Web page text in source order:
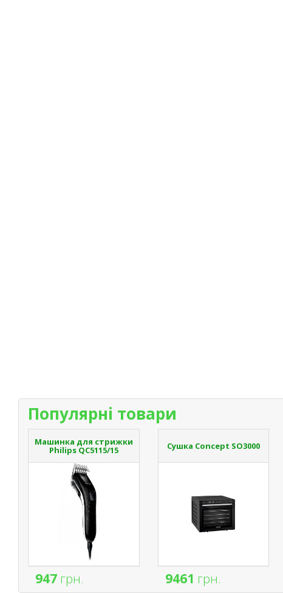
Популярні товари
Машинка для стрижки
Philips QC5115/15
947 грн.
Сушка Concept SO3000
9461 грн.